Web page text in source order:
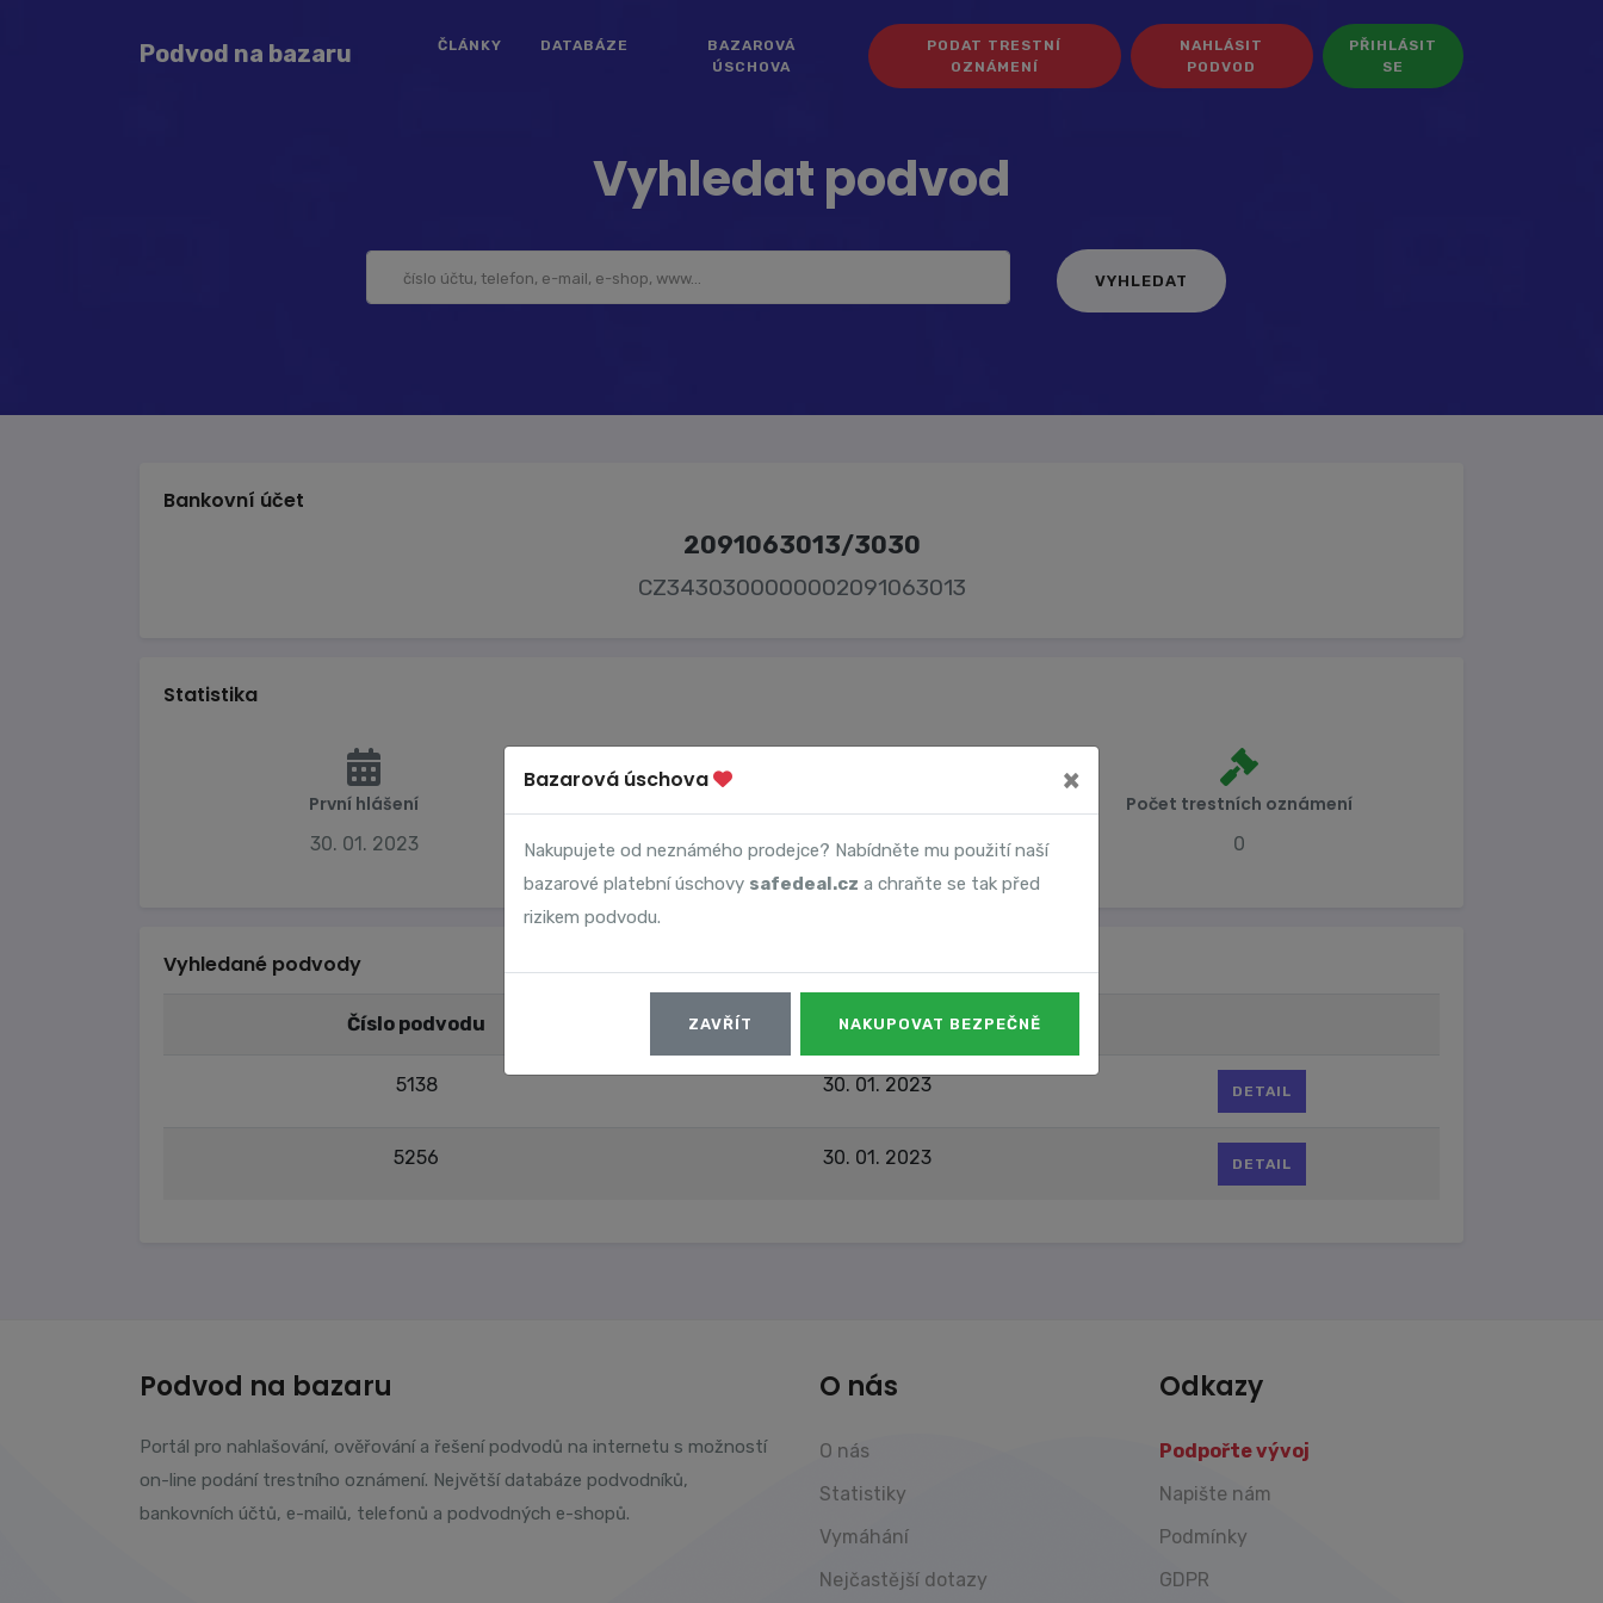
Podvod na bazaru ČLÁNKY DATABÁZE
BAZAROVÁ
ÚSCHOVA
PODAT TRESTNÍ
OZNÁMENÍ
NAHLÁSIT
PODVOD
PŘIHLÁSIT
SE
Vyhledat podvod
Bankovní účet
2091063013/3030
CZ3430300000002091063013
Statistika
První hlášení
30. 01. 2023 David Fröml
Počet trestních oznámení
0
Vyhledané podvody
Číslo podvodu Datum
5138 30. 01. 2023 DETAIL
5256 30. 01. 2023 DETAIL
Podvod na bazaru
Portál pro nahlašování, ověřování a řešení podvodů na internetu s možností
on-line podání trestního oznámení. Největší databáze podvodníků,
bankovních účtů, e-mailů, telefonů a podvodných e-shopů.
O nás
O nás
Statistiky
Vymáhání
Nejčastější dotazy
Odkazy
Podpořte vývoj
Napište nám
Podmínky
GDPR
Bazarová úschova ×
Nakupujete od neznámého prodejce? Nabídněte mu použití naší
bazarové platební úschovy safedeal.cz a chraňte se tak před
rizikem podvodu.
ZAVŘÍT NAKUPOVAT BEZPEČNĚ